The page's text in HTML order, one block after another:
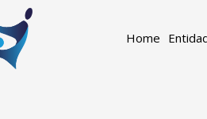
Home